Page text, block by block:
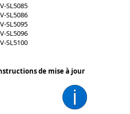
SL5085
SL5086
SL5095
SL5096
SL5100
de mise à jour